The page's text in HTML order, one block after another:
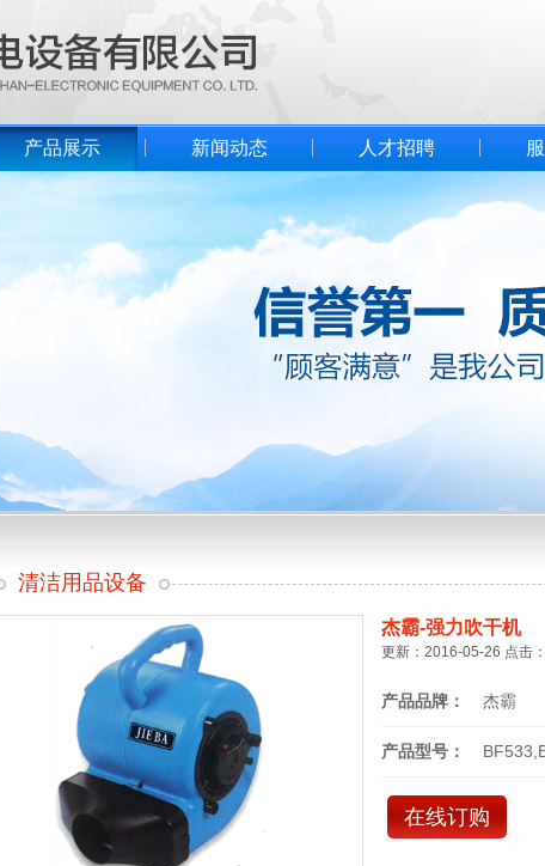
产品展示 新闻动态 人才招聘
清洁用品设备
杰霸-强力吹干机
更新：2016-05-26 点击
产品品牌： 杰霸
产品型号：
在线订购